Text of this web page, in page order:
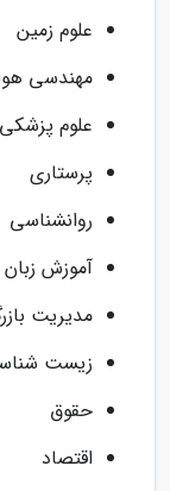
علوم زمین
مهندسی
علوم پزشکی
پرستاری
روانشناسی
آموزش
مدیریت
زیست
حقوق
اقتصاد